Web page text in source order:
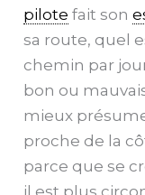
pilote fait son
sa route, quel
chemin par
bon ou
mieux
proche de la
parce que se
il est plus